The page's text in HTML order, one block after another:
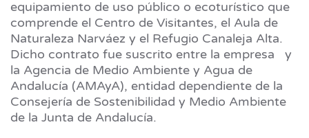
equipamiento de uso público o ecoturístico que
comprende el Centro de Visitantes, el Aula de
Naturaleza Narváez y el Refugio Canaleja Alta.
Dicho contrato fue suscrito entre la empresa y
la Agencia de Medio Ambiente y Agua de
Andalucía (AMAyA), entidad dependiente de la
Consejería de Sostenibilidad y Medio Ambiente
de la Junta de Andalucía.